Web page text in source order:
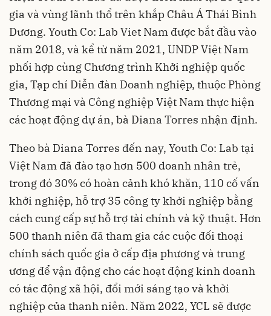
gia và vùng lãnh thổ trên khắp Châu Á Thái Bình
Dương. Youth Co: Lab Viet Nam được bắt đầu vào
năm 2018, và kể từ năm 2021, UNDP Việt Nam
phối hợp cùng Chương trình Khởi nghiệp quốc
gia, Tạp chí Diễn đàn Doanh nghiệp, thuộc Phòng
Thương mại và Công nghiệp Việt Nam thực hiện
các hoạt động dự án, bà Diana Torres nhận định.
Theo bà Diana Torres đến nay, Youth Co: Lab tại
Việt Nam đã đào tạo hơn 500 doanh nhân trẻ,
trong đó 30% có hoàn cảnh khó khăn, 110 cố vấn
khởi nghiệp, hỗ trợ 35 công ty khởi nghiệp bằng
cách cung cấp sự hỗ trợ tài chính và kỹ thuật. Hơn
500 thanh niên đã tham gia các cuộc đối thoại
chính sách quốc gia ở cấp địa phương và trung
ương để vận động cho các hoạt động kinh doanh
có tác động xã hội, đổi mới sáng tạo và khởi
nghiệp của thanh niên. Năm 2022, YCL sẽ được